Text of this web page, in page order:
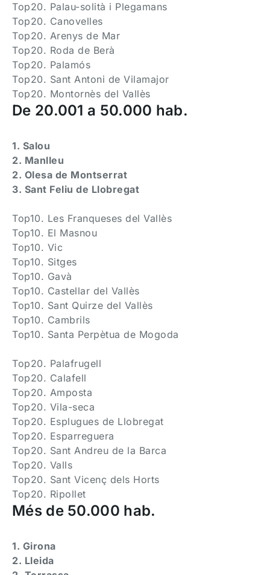
Top20. Palau-solità i Plegamans
Top20. Canovelles
Top20. Arenys de Mar
Top20. Roda de Berà
Top20. Palamós
Top20. Sant Antoni de Vilamajor
Top20. Montornès del Vallès
De 20.001 a 50.000 hab.
1. Salou
2. Manlleu
2. Olesa de Montserrat
3. Sant Feliu de Llobregat
Top10. Les Franqueses del Vallès
Top10. El Masnou
Top10. Vic
Top10. Sitges
Top10. Gavà
Top10. Castellar del Vallès
Top10. Sant Quirze del Vallès
Top10. Cambrils
Top10. Santa Perpètua de Mogoda
Top20. Palafrugell
Top20. Calafell
Top20. Amposta
Top20. Vila-seca
Top20. Esplugues de Llobregat
Top20. Esparreguera
Top20. Sant Andreu de la Barca
Top20. Valls
Top20. Sant Vicenç dels Horts
Top20. Ripollet
Més de 50.000 hab.
1. Girona
2. Lleida